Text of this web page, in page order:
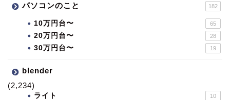
パソコンのこと 182
10万円台〜 65
20万円台〜 28
30万円台〜 19
blender
(2,234)
ライト 10